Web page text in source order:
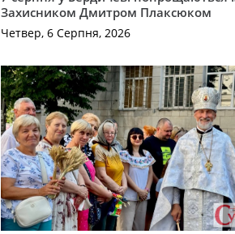
Захисником Дмитром Плаксюком
Четвер, 6 Серпня, 2026